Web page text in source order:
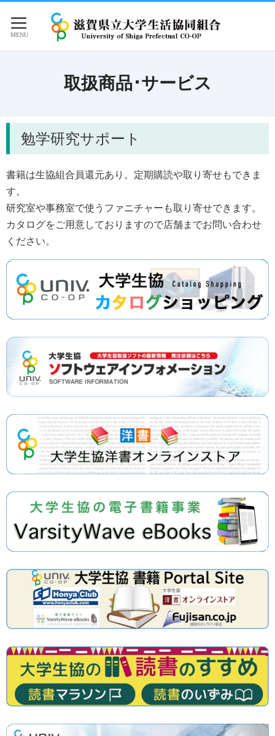
取扱商品･サービス
勉学研究サポート
書籍は生協組合員還元あり。定期購読や取り寄せもできま
す。
研究室や事務室で使うファニチャーも取り寄せできます。
カタログをご用意しておりますので店舗までお問い合わせ
ください。